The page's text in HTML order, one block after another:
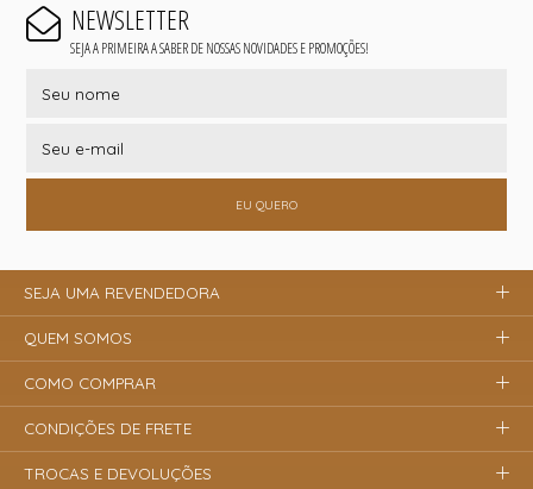
NEWSLETTER
SEJA A PRIMEIRA A SABER DE NOSSAS NOVIDADES E PROMOÇÕES!
EU QUERO
SEJA UMA REVENDEDORA
QUEM SOMOS
COMO COMPRAR
CONDIÇÕES DE FRETE
TROCAS E DEVOLUÇÕES